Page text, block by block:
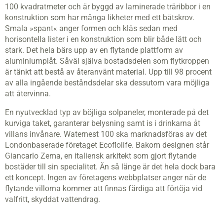
100 kvadratmeter och är byggd av laminerade träribbor i en
konstruktion som har många likheter med ett båtskrov.
Smala »spant« anger formen och kläs sedan med
horisontella lister i en konstruktion som blir både lätt och
stark. Det hela bärs upp av en flytande plattform av
aluminiumplåt. Såväl själva bostadsdelen som flytkroppen
är tänkt att bestå av återanvänt material. Upp till 98 procent
av alla ingående beståndsdelar ska dessutom vara möjliga
att återvinna.
En nyutvecklad typ av böjliga solpaneler, monterade på det
kurviga taket, garanterar belysning samt is i drinkarna åt
villans invånare. Waternest 100 ska marknads­­föras av det
Londonbaserade företaget Ecoflolife. Bakom designen står
Giancarlo Zema, en italiensk arkitekt som gjort flytande
bostäder till sin specialitet. Än så länge är det hela dock bara
ett koncept. Ingen av företagens webbplatser anger när de
flytande villorna kommer att finnas färdiga att förtöja vid
valfritt, skyddat vattendrag.